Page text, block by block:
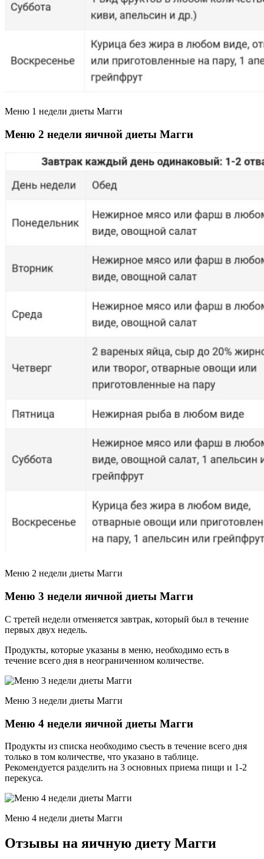
Меню 1 недели диеты Магги
Меню 2 недели яичной диеты Магги
Меню 2 недели диеты Магги
Меню 3 недели яичной диеты Магги
С третей недели отменяется завтрак, который был в течение
первых двух недель.
Продукты, которые указаны в меню, необходимо есть в
течение всего дня в неограниченном количестве.
Меню 3 недели диеты Магги
Меню 4 недели яичной диеты Магги
Продукты из списка необходимо съесть в течение всего дня
только в том количестве, что указано в таблице.
Рекомендуется разделить на 3 основных приема пищи и 1-2
перекуса.
Меню 4 недели диеты Магги
Отзывы на яичную диету Магги